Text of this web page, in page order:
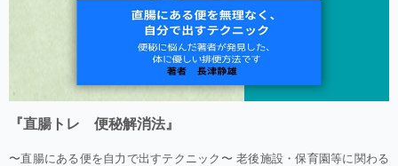
『直腸トレ 便秘解消法』
〜直腸にある便を自力で出すテクニック〜 老後施設・保育園等に関わる